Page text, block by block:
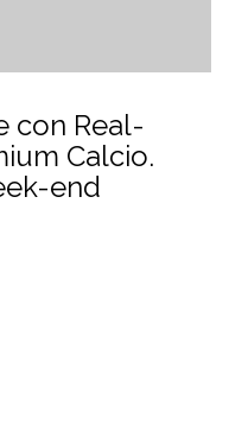
con Real-
Calcio.
end